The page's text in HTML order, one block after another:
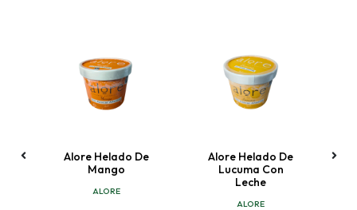
Alore Helado De
Mango
ALORE
Alore Helado De
Lucuma Con
Leche
ALORE